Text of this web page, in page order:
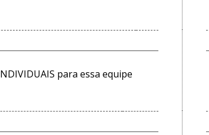
para essa equipe